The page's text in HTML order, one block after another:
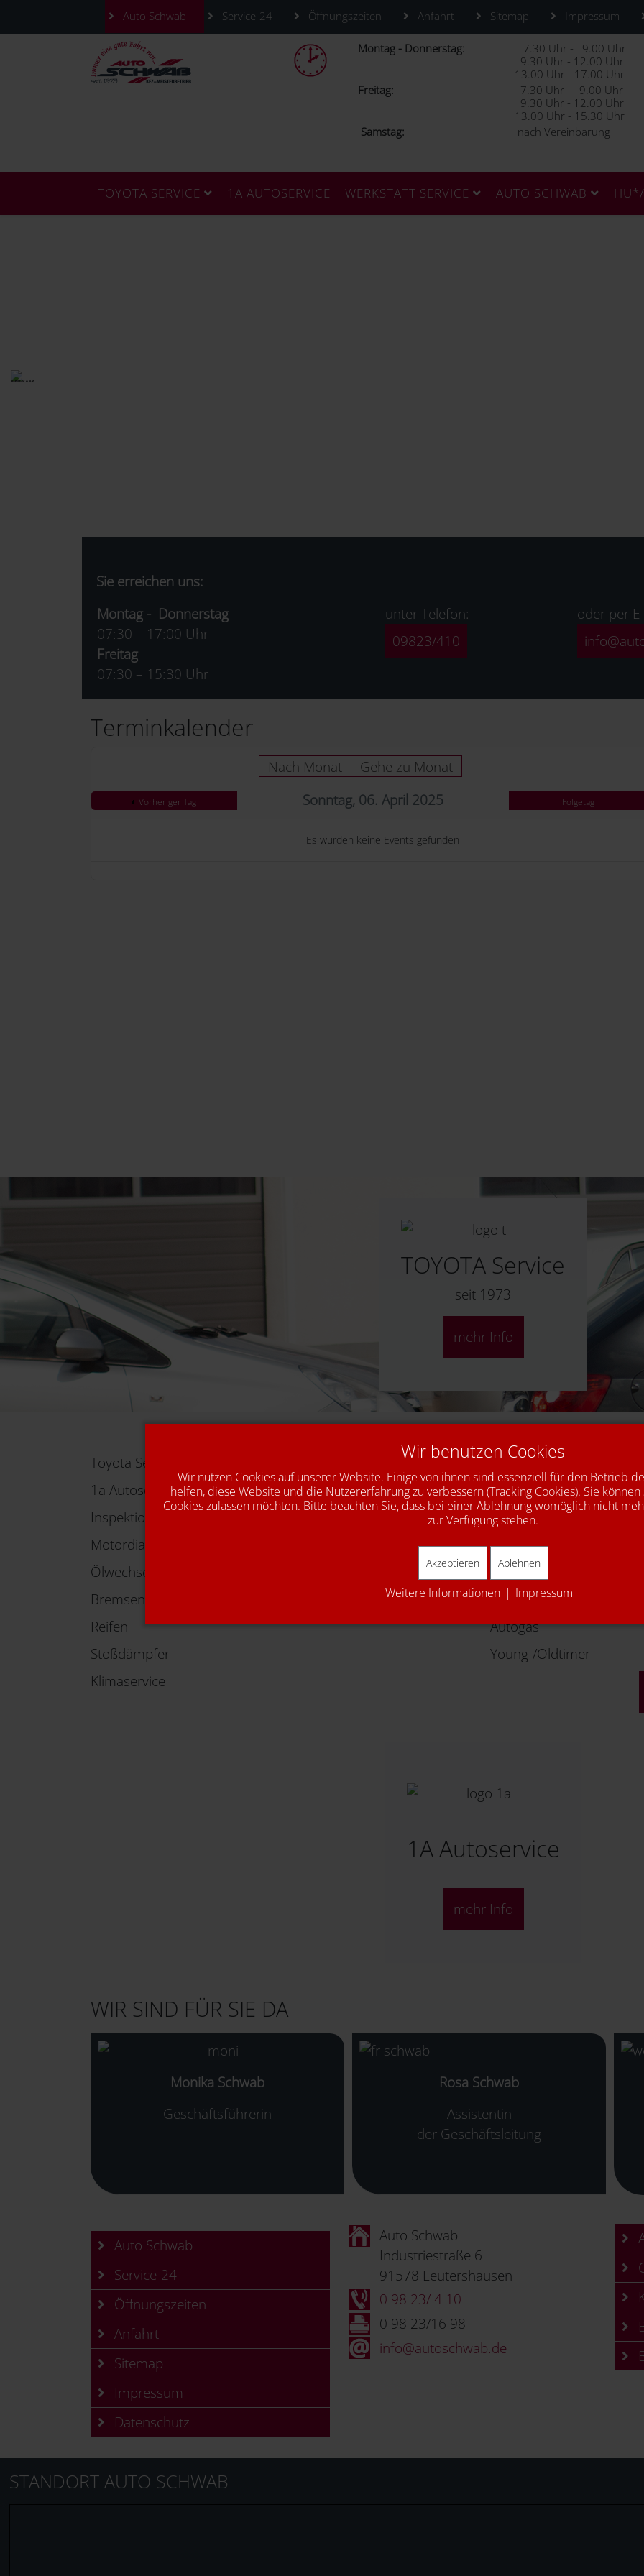
Auto Schwab Service-24 Öffnungszeiten Anfahrt Sitemap Impressum
Montag - Donnerstag:
7.30 Uhr - 9.00 Uhr
9.30 Uhr - 12.00 Uhr
13.00 Uhr - 17.00 Uhr
Freitag:
7.30 Uhr - 9.00 Uhr
9.30 Uhr - 12.00 Uhr
13.00 Uhr - 15.30 Uhr
Samstag:
nach Vereinbarung
TOYOTA SERVICE 1A AUTOSERVICE WERKSTATT SERVICE AUTO SCHWAB HU*/
Sie erreichen uns:
Montag - Donnerstag
07:30 – 17:00 Uhr
Freitag
07:30 – 15:30 Uhr
unter Telefon:
09823/410
oder per
Terminkalender
Nach Monat Gehe zu Monat
Vorheriger Tag Sonntag, 06. April 2025 Folgetag
Es wurden keine Events gefunden
TOYOTA Service
seit 1973
mehr Info
Unsere Leistungen
Toyota Service
1a Autoservice für alle Marken
Inspektion
Motordiagnose
Ölwechsel
Bremsen
Reifen
Stoßdämpfer
Klimaservice
Unfallinstandsetzung
Autoglas
Abgas-Kat
SaisonChecks
Komfortzubehör
Kundenersatzfahrzeug
Autogas
Young-/Oldtimer
1A Autoservice
mehr Info
WIR SIND FÜR SIE DA
Monika Schwab
Geschäftsführerin
Rosa Schwab
Assistentin
der Geschäftsleitung
Auto Schwab
Service-24
Öffnungszeiten
Anfahrt
Sitemap
Impressum
Datenschutz
Auto Schwab
Industriestraße 6
91578 Leutershausen
0 98 23/ 4 10
0 98 23/16 98
info@autoschwab.de
STANDORT AUTO SCHWAB
Wir benutzen Cookies
Wir nutzen Cookies auf unserer Website. Einige von ihnen sind essenziell für den Betrieb
helfen, diese Website und die Nutzererfahrung zu verbessern (Tracking Cookies). Sie
Cookies zulassen möchten. Bitte beachten Sie, dass bei einer Ablehnung womöglich nicht
zur Verfügung stehen.
Akzeptieren Ablehnen
Weitere Informationen | Impressum